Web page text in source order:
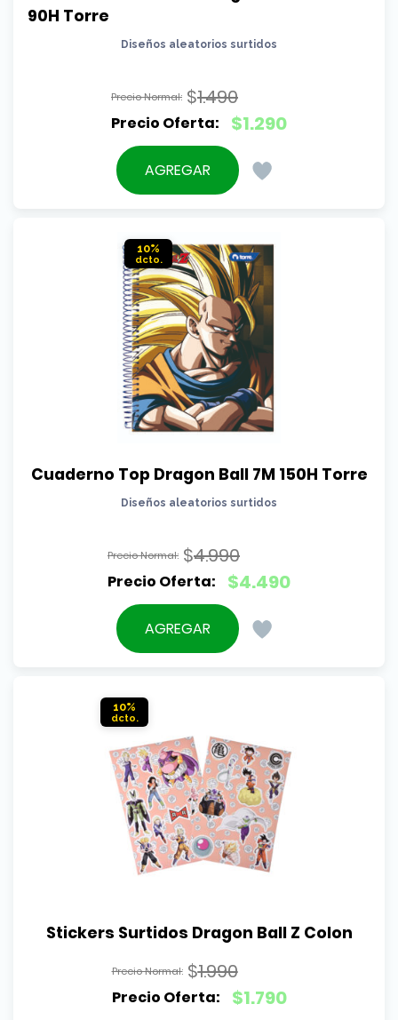
90H Torre
Diseños aleatorios surtidos
$1.490
El
precio
original
$1.290
El
precio
actual
AGREGAR
10%
Cuaderno Top Dragon Ball 7M 150H Torre
Diseños aleatorios surtidos
$4.990
El
precio
original
$4.490
El
precio
actual
AGREGAR
10%
Stickers Surtidos Dragon Ball Z Colon
$1.990
El
$1.790